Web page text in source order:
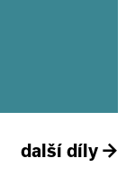
další díly →